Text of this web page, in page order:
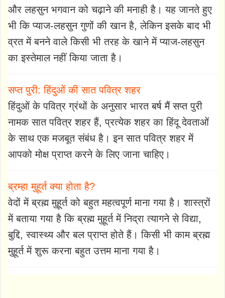
और लहसुन भगवान को चढ़ाने की मनाही है। यह जानते हुए
भी कि प्याज-लहसुन गुणों की खान है, लेकिन इसके बाद भी
व्रत में बनने वाले किसी भी तरह के खाने में प्याज-लहसुन
का इस्तेमाल नहीं किया जाता है।
सप्त पुरी: हिंदुओं की सात पवित्र शहर
हिंदुओं के पवित्र ग्रंथों के अनुसार भारत बर्ष मैं सप्त पुरी
नामक सात पवित्र शहर हैं, प्रत्येक शहर का हिंदू देवताओं
के साथ एक मजबूत संबंध है। इन सात पवित्र शहर में
आपको मोक्ष प्राप्त करने के लिए जाना चाहिए।
ब्रम्हा मुहूर्त क्या होता है?
वेदों में ब्रह्म मुहूर्त को बहुत महत्वपूर्ण माना गया है। शास्त्रों
में बताया गया है कि ब्रह्म मुहूर्त में निद्रा त्यागने से विद्या,
बुद्दि, स्वास्थ्य और बल प्राप्त होते हैं। किसी भी काम ब्रह्म
मुहूर्त में शुरू करना बहुत उत्तम माना गया है।